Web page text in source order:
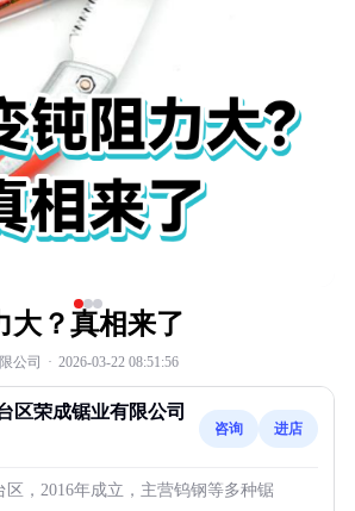
大？真相来了
公司 · 2026-03-22 08:51:56
区荣成锯业有限公司
咨询 进店
，2016年成立，主营钨钢等多种锯